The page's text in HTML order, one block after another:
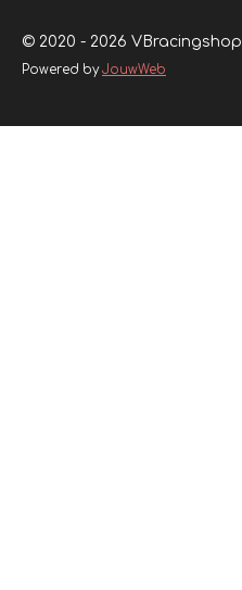
© 2020 - 2026 VBracingshop
Powered byJouwWeb